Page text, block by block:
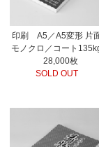
印刷 A5／A5変形 片
モノクロ／コート
28,000枚
SOLD OUT